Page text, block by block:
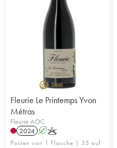
Fleurie Le Printemps Yvon
Métras
Fleurie AOC
2024 AK
Posten von 1 Flasche | 35 auf